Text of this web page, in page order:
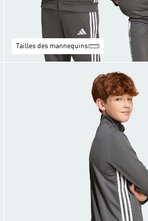
Tailles des mannequins